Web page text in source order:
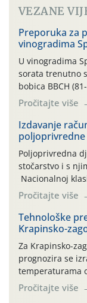
VEZANE
Preporuka za
vinogradima
U vinogradima
sorata
bobica BBCH
lokalitetima već
visokih
razvoj vinove
većine
zraka […]
Pročitajte više
Izdavanje
poljoprivredne
Poljoprivredna
stočarstvo i s
Nacionalnoj
skupne 01.1,
prerade
poljoprivredni
također može
maslinovog
Pročitajte više
Tehnološke
Krapinsko-
Za Krapinsko-
prognozira se
temperaturama
četvrtka, uz
lozu. U petak i
Pročitajte više